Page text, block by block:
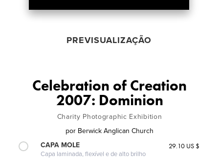
PREVISUALIZAÇÃO
Celebration of Creation
2007: Dominion
Charity Photographic Exhibition
por Berwick Anglican Church
CAPA MOLE
Capa laminada, flexível e de alto brilho
29.10 US $